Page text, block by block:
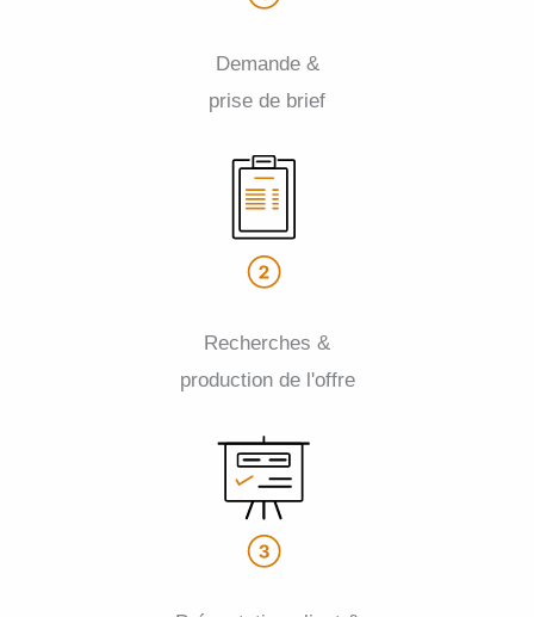
Demande &
prise de brief
Recherches &
production de l'offre